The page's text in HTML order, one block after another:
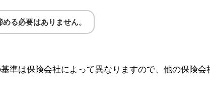
る必要はありません。
準は保険会社によって異なりますので、他の保険会